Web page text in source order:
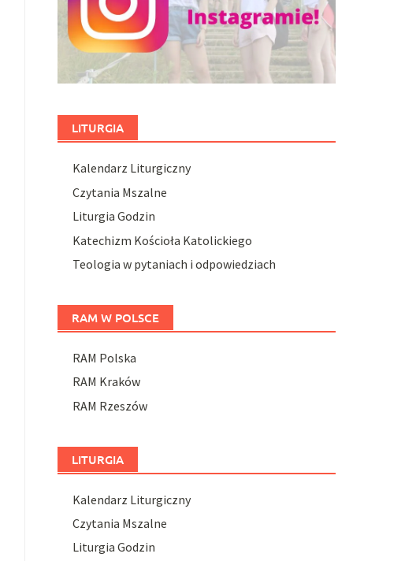
LITURGIA
Kalendarz Liturgiczny
Czytania Mszalne
Liturgia Godzin
Katechizm Kościoła Katolickiego
Teologia w pytaniach i odpowiedziach
RAM W POLSCE
RAM Polska
RAM Kraków
RAM Rzeszów
LITURGIA
Kalendarz Liturgiczny
Czytania Mszalne
Liturgia Godzin